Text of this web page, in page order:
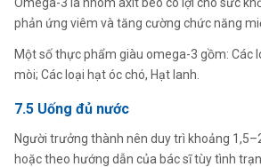
phản ứng viêm và tăng cường chức năng
Một số thực phẩm giàu omega-3 gồm: Các
mòi; Các loại hạt óc chó, Hạt lanh.
7.5 Uống đủ nước
Người trưởng thành nên duy trì khoảng
hoặc theo hướng dẫn của bác sĩ tùy tình